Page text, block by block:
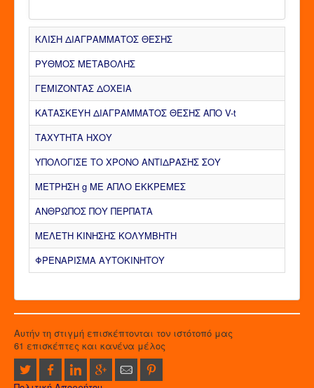
ΚΛΙΣΗ ΔΙΑΓΡΑΜΜΑΤΟΣ ΘΕΣΗΣ
ΡΥΘΜΟΣ ΜΕΤΑΒΟΛΗΣ
ΓΕΜΙΖΟΝΤΑΣ ΔΟΧΕΙΑ
ΚΑΤΑΣΚΕΥΗ ΔΙΑΓΡΑΜΜΑΤΟΣ ΘΕΣΗΣ ΑΠΟ V-t
ΤΑΧΥΤΗΤΑ ΗΧΟΥ
ΥΠΟΛΟΓΙΣΕ ΤΟ ΧΡΟΝΟ ΑΝΤΙΔΡΑΣΗΣ ΣΟΥ
ΜΕΤΡΗΣΗ g ΜΕ ΑΠΛΟ ΕΚΚΡΕΜΕΣ
ΑΝΘΡΩΠΟΣ ΠΟΥ ΠΕΡΠΑΤΑ
ΜΕΛΕΤΗ ΚΙΝΗΣΗΣ ΚΟΛΥΜΒΗΤΗ
ΦΡΕΝΑΡΙΣΜΑ ΑΥΤΟΚΙΝΗΤΟΥ
Αυτήν τη στιγμή επισκέπτονται τον ιστότοπό μας
61 επισκέπτες και κανένα μέλος